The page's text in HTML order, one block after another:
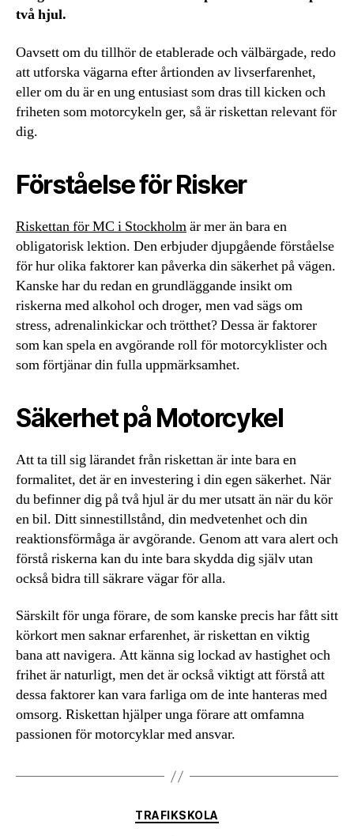
två hjul.
Oavsett om du tillhör de etablerade och välbärgade, redo
att utforska vägarna efter årtionden av livserfarenhet,
eller om du är en ung entusiast som dras till kicken och
friheten som motorcykeln ger, så är riskettan relevant för
dig.
Förståelse för Risker
Riskettan för MC i Stockholmär mer än bara en
obligatorisk lektion. Den erbjuder djupgående förståelse
för hur olika faktorer kan påverka din säkerhet på vägen.
Kanske har du redan en grundläggande insikt om
riskerna med alkohol och droger, men vad sägs om
stress, adrenalinkickar och trötthet? Dessa är faktorer
som kan spela en avgörande roll för motorcyklister och
som förtjänar din fulla uppmärksamhet.
Säkerhet på Motorcykel
Att ta till sig lärandet från riskettan är inte bara en
formalitet, det är en investering i din egen säkerhet. När
du befinner dig på två hjul är du mer utsatt än när du kör
en bil. Ditt sinnestillstånd, din medvetenhet och din
reaktionsförmåga är avgörande. Genom att vara alert och
förstå riskerna kan du inte bara skydda dig själv utan
också bidra till säkrare vägar för alla.
Särskilt för unga förare, de som kanske precis har fått sitt
körkort men saknar erfarenhet, är riskettan en viktig
bana att navigera. Att känna sig lockad av hastighet och
frihet är naturligt, men det är också viktigt att förstå att
dessa faktorer kan vara farliga om de inte hanteras med
omsorg. Riskettan hjälper unga förare att omfamna
passionen för motorcyklar med ansvar.
Kategorier
TRAFIKSKOLA